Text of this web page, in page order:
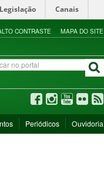
Legislação Canais
CONTRASTE MAPA DO SITE
Periódicos Ouvidoria